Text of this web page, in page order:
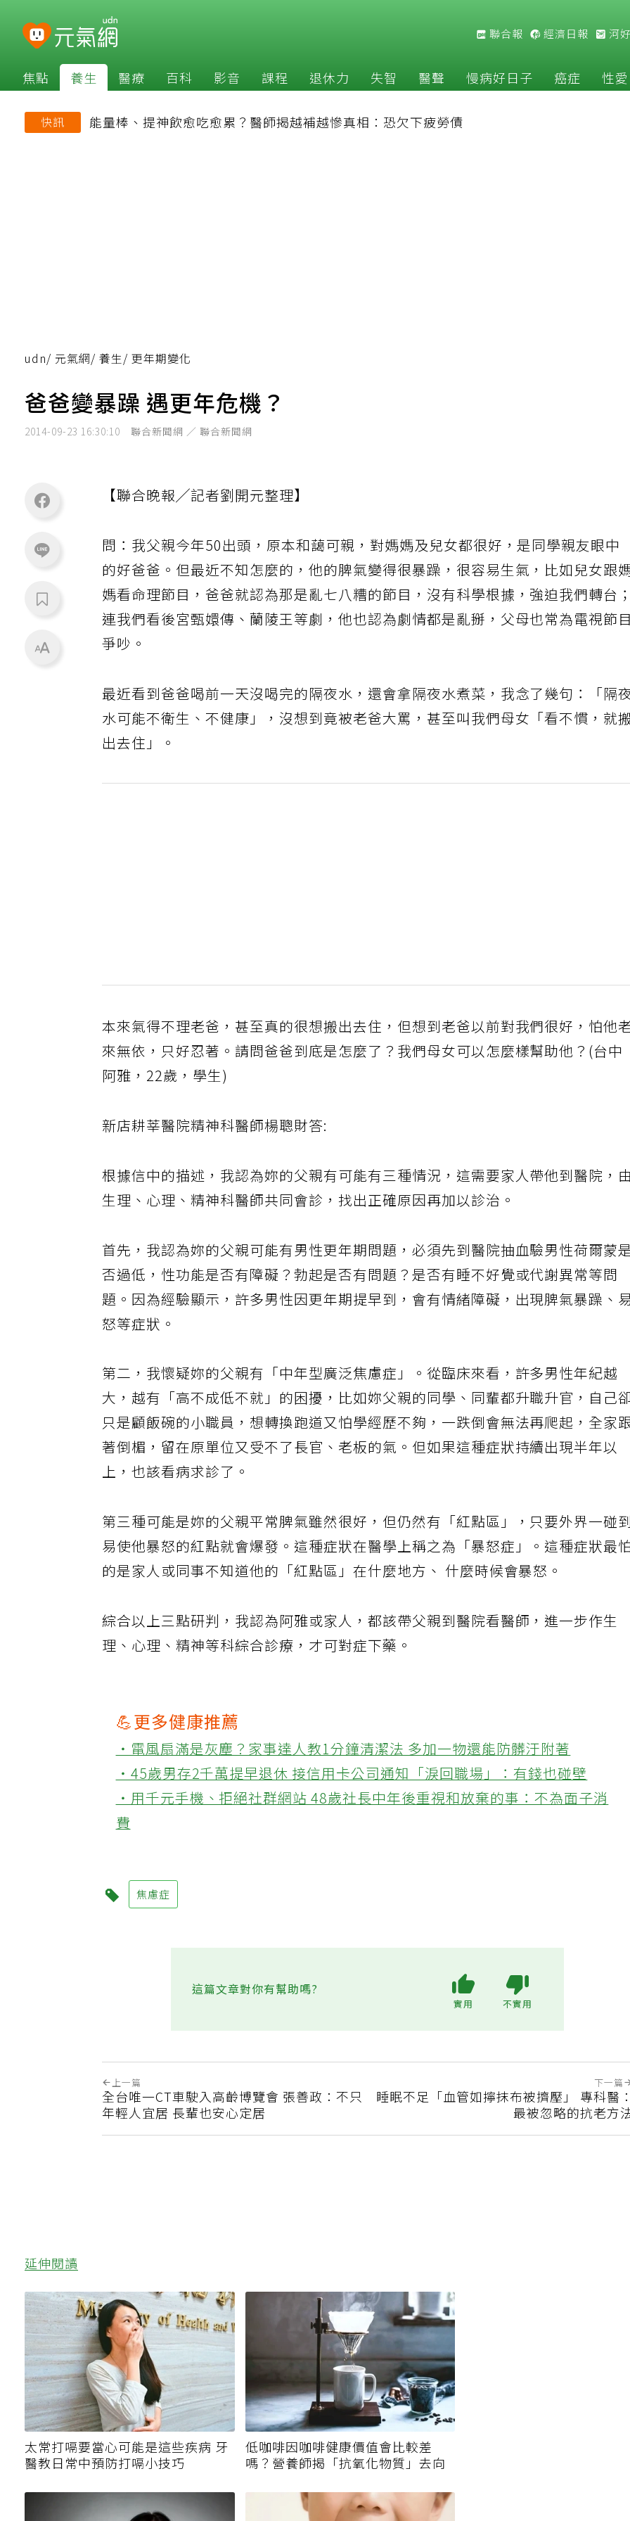
聯合報 經濟日報 河
焦點 養生 醫療 百科 影音 課程 退休力 失智 醫聲 慢病好日子 癌症 性愛
快訊 能量棒、提神飲愈吃愈累？醫師揭越補越慘真相：恐欠下疲勞債
udn/ 元氣網/ 養生/ 更年期變化
爸爸變暴躁 遇更年危機？
2014-09-23 16:30:10 聯合新聞網 ／ 聯合新聞網
【聯合晚報╱記者劉開元整理】
問：我父親今年50出頭，原本和藹可親，對媽媽及兒女都很好，是同學親友眼中
的好爸爸。但最近不知怎麼的，他的脾氣變得很暴躁，很容易生氣，比如兒女跟
媽看命理節目，爸爸就認為那是亂七八糟的節目，沒有科學根據，強迫我們轉台；
連我們看後宮甄嬛傳、蘭陵王等劇，他也認為劇情都是亂掰，父母也常為電視節目
爭吵。
最近看到爸爸喝前一天沒喝完的隔夜水，還會拿隔夜水煮菜，我念了幾句：「隔
水可能不衛生、不健康」，沒想到竟被老爸大罵，甚至叫我們母女「看不慣，就
出去住」。
本來氣得不理老爸，甚至真的很想搬出去住，但想到老爸以前對我們很好，怕他
來無依，只好忍著。請問爸爸到底是怎麼了？我們母女可以怎麼樣幫助他？(台中
阿雅，22歲，學生)
新店耕莘醫院精神科醫師楊聰財答:
根據信中的描述，我認為妳的父親有可能有三種情況，這需要家人帶他到醫院，由
生理、心理、精神科醫師共同會診，找出正確原因再加以診治。
首先，我認為妳的父親可能有男性更年期問題，必須先到醫院抽血驗男性荷爾蒙
否過低，性功能是否有障礙？勃起是否有問題？是否有睡不好覺或代謝異常等問
題。因為經驗顯示，許多男性因更年期提早到，會有情緒障礙，出現脾氣暴躁、
怒等症狀。
第二，我懷疑妳的父親有「中年型廣泛焦慮症」。從臨床來看，許多男性年紀越
大，越有「高不成低不就」的困擾，比如妳父親的同學、同輩都升職升官，自己
只是顧飯碗的小職員，想轉換跑道又怕學經歷不夠，一跌倒會無法再爬起，全家
著倒楣，留在原單位又受不了長官、老板的氣。但如果這種症狀持續出現半年以
上，也該看病求診了。
第三種可能是妳的父親平常脾氣雖然很好，但仍然有「紅點區」，只要外界一碰到
易使他暴怒的紅點就會爆發。這種症狀在醫學上稱之為「暴怒症」。這種症狀最
的是家人或同事不知道他的「紅點區」在什麼地方、 什麼時候會暴怒。
綜合以上三點研判，我認為阿雅或家人，都該帶父親到醫院看醫師，進一步作生
理、心理、精神等科綜合診療，才可對症下藥。
💪更多健康推薦
‧電風扇滿是灰塵？家事達人教1分鐘清潔法 多加一物還能防髒汙附著
‧45歲男存2千萬提早退休 接信用卡公司通知「淚回職場」：有錢也碰壁
‧用千元手機、拒絕社群網站 48歲社長中年後重視和放棄的事：不為面子消
費
焦慮症
這篇文章對你有幫助嗎?
上一篇
全台唯一CT車駛入高齡博覽會 張善政：不只
年輕人宜居 長輩也安心定居
下一篇
睡眠不足「血管如擰抹布被擠壓」 專科醫
最被忽略的抗老方
延伸閱讀
太常打嗝要當心可能是這些疾病 牙
醫教日常中預防打嗝小技巧
低咖啡因咖啡健康價值會比較差
嗎？營養師揭「抗氧化物質」去向